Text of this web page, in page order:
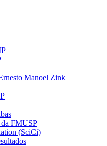
Manoel Zink
FMUSP
(SciCi)